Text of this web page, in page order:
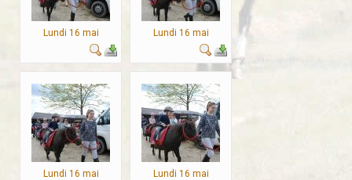
Lundi 16 mai Lundi 16 mai
Lundi 16 mai Lundi 16 mai